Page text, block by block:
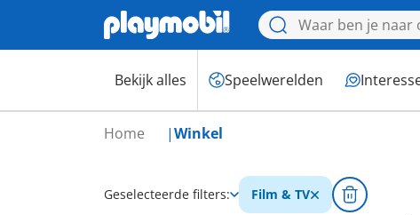
Bekijk alles Speelwerelden
Home Winkel
Geselecteerde filters: Film & TV